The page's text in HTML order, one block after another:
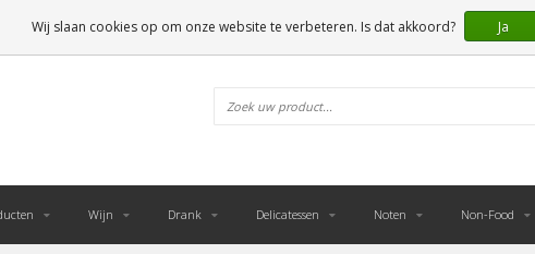
Wijn Drank Delicatessen Noten Non-Food
Wij slaan cookies op om onze website te verbeteren. Is dat akkoord? Ja